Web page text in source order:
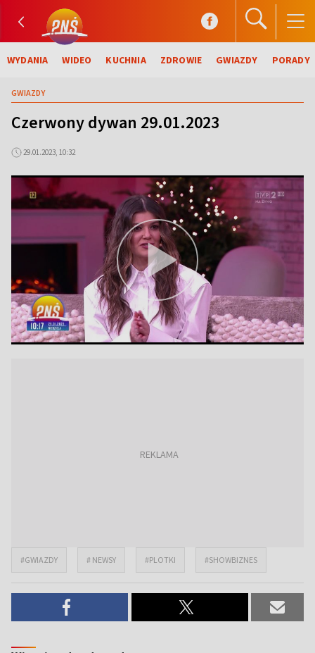
WYDANIA WIDEO KUCHNIA ZDROWIE GWIAZDY PORADY
GWIAZDY
Czerwony dywan 29.01.2023
29.01.2023, 10:32
#GWIAZDY # NEWSY #PLOTKI #SHOWBIZNES